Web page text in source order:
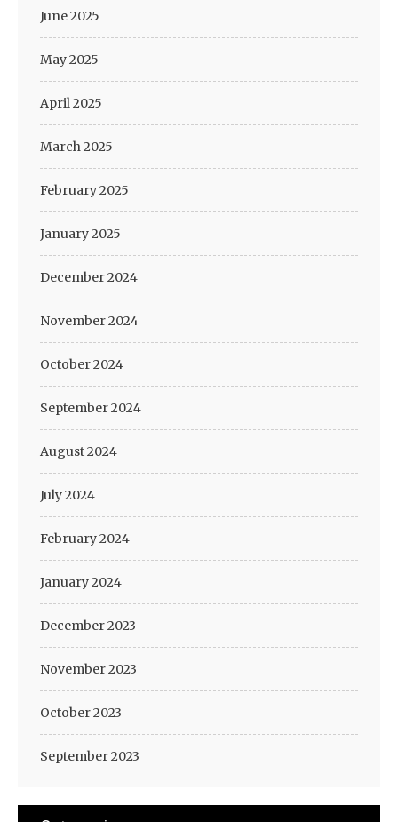
June 2025
May 2025
April 2025
March 2025
February 2025
January 2025
December 2024
November 2024
October 2024
September 2024
August 2024
July 2024
February 2024
January 2024
December 2023
November 2023
October 2023
September 2023